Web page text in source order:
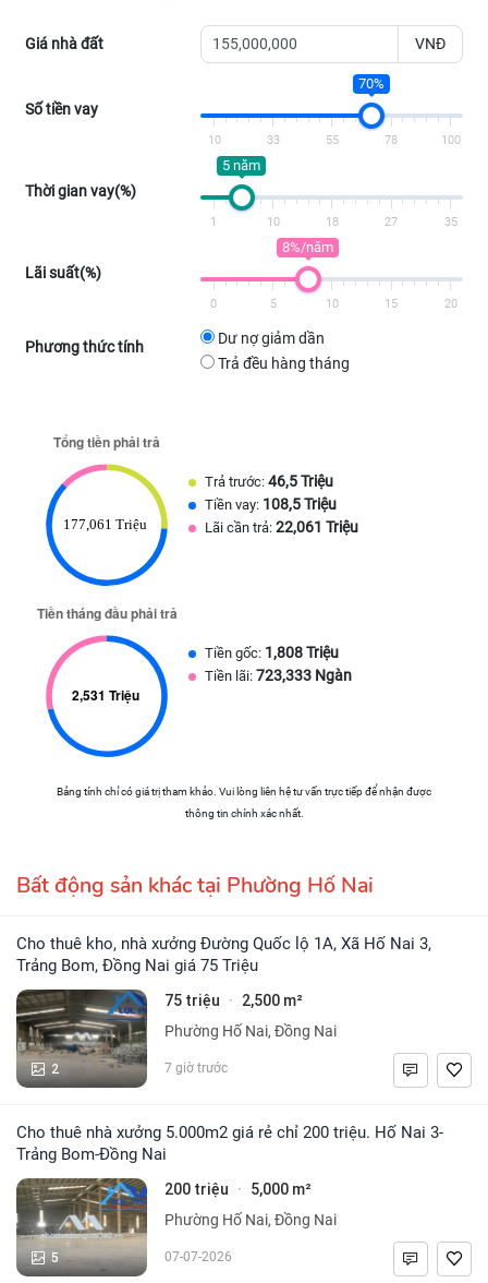
Giá nhà đất VNĐ
Số tiền vay
70%
10 33 55 78 100
Thời gian vay(%)
5 năm
1 10 18 27 35
Lãi suất(%)
8%/năm
0 5 10 15 20
Phương thức tính
Dư nợ giảm dần
Trả đều hàng tháng
Trả trước: 46,5 Triệu
Tiền vay: 108,5 Triệu
Lãi cần trả: 22,061 Triệu
Tiền gốc: 1,808 Triệu
Tiền lãi: 723,333 Ngàn
Bảng tính chỉ có giá trị tham khảo. Vui lòng liên hệ tư vấn trực tiếp để nhận được
thông tin chính xác nhất.
Bất động sản khác tại Phường Hố Nai
Cho thuê kho, nhà xưởng Đường Quốc lộ 1A, Xã Hố Nai 3,
Trảng Bom, Đồng Nai giá 75 Triệu
2
75 triệu · 2,500 m²
Phường Hố Nai, Đồng Nai
7 giờ trước
Cho thuê nhà xưởng 5.000m2 giá rẻ chỉ 200 triệu. Hố Nai 3-
Trảng Bom-Đồng Nai
5
200 triệu · 5,000 m²
Phường Hố Nai, Đồng Nai
07-07-2026